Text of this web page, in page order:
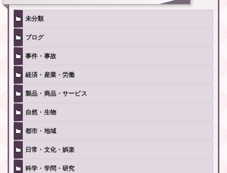
未分類
ブログ
事件・事故
経済・産業・労働
製品・商品・サービス
自然・生物
都市・地域
日常・文化・娯楽
科学・学問・研究